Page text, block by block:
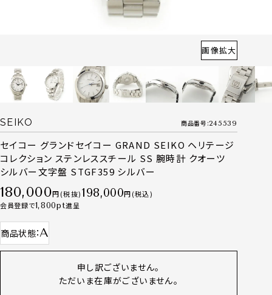
画像拡大
SEIKO 商品番号 245539
セイコー グランドセイコー GRAND SEIKO ヘリテージ
コレクション ステンレススチール SS 腕時計 クオーツ
シルバー文字盤 STGF359 シルバー
180,000 税抜 198,000
税込
会員登録で1,800 進呈
商品状態 A
申し訳ございません。
ただいま在庫がございません。